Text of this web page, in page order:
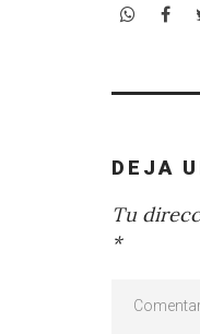
DEJA
Tu
*